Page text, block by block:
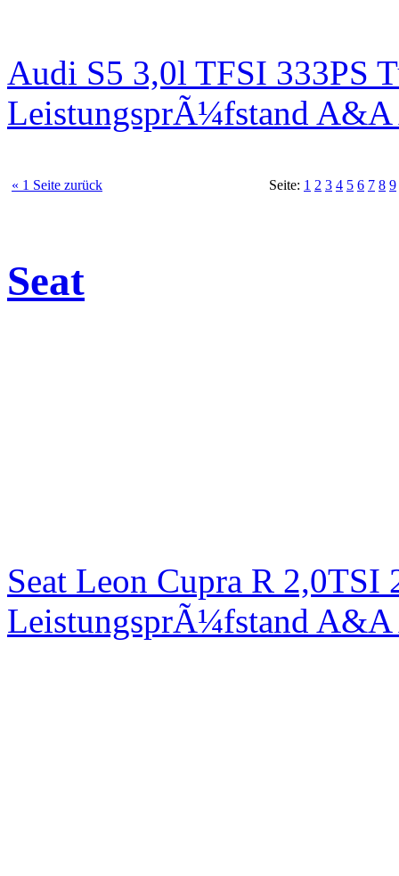
Audi S5 3,0l TFSI 333PS
LeistungsprÃ¼fstand
« 1 Seite zurück Seite: 1 2 3 4 5 6 7 8 9
Seat
Seat Leon Cupra R
LeistungsprÃ¼fstand